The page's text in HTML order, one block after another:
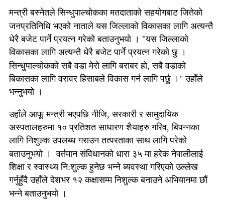
मन्त्री बस्नेतले सिन्धुपाल्चोकका मतदाताकाे सहयाेगबाट जितेकाे
जनप्रतिनिधि भएको नाताले यस जिल्लाकाे विकासका लागि अत्यन्तै
धेरै बजेट पार्ने प्रयत्न गरेको बताउनुभयाे । "यस जिल्लाकाे
विकासका लागि अत्यन्तै धेरै बजेट पार्ने प्रयत्न गरेको छु ।
सिन्धुपाल्चोककाे सबै वडा मेराे लागि बराबर हाे, सबै वडाकाे
बिकासका लागि वरावर हिसाबले विकास गर्न लागि पर्छु ।" उहाँले
भन्नुभयो ।
उहाँले आफू मन्त्री भएपछि नीजि, सरकारी र सामुदायिक
अस्पतालहरुमा १० प्रतिशत साधारण शैयाहरु गरिव, बिपन्नका
लागि निशुल्क उपलब्ध गराउन तत्परताका साथ लागि परेको
बताउनुभयो । वर्तमान संविधानकाे धारा ३५ मा हरेक नेपालीलाई
शिक्षा र स्वास्थ्य नि:शुल्क हुनेछ भन्ने ब्यवस्था गरिएको उल्लेख
गर्नुहुँदै उहाँले देशभर १२ कक्षासम्म निशुल्क बनाउने अभियानमा छाैं
भन्ने बताउनुभयो ।